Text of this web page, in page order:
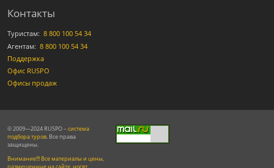
Контакты
Туристам: 8 800 100 54 34
Агентам: 8 800 100 54 34
Поддержка
Офис RUSPO
Офисы продаж
© 2009—2024 RUSPO – система
подбора туров. Все права
защищены.
Внимание!!! Все материалы и цены,